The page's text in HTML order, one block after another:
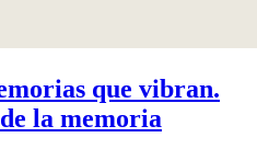
que vibran.
la memoria